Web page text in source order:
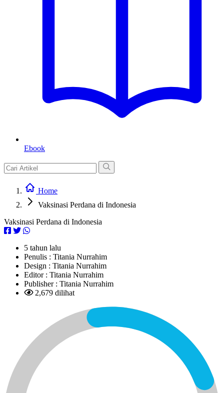
Ebook
Home
Vaksinasi Perdana di Indonesia
Vaksinasi Perdana di Indonesia
5 tahun lalu
Penulis : Titania Nurrahim
Design : Titania Nurrahim
Editor : Titania Nurrahim
Publisher : Titania Nurrahim
2,679 dilihat